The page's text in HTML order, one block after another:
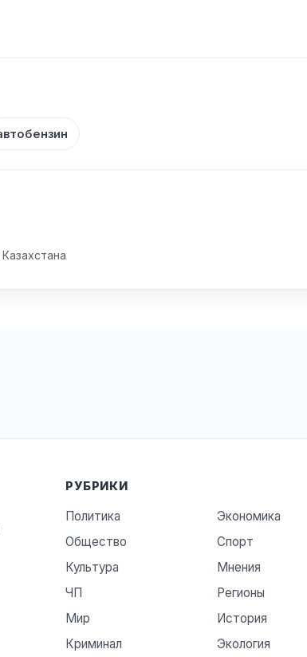
РУБРИКИ
Политика
Экономика
Общество
Спорт
Культура
Мнения
ЧП
Регионы
Мир
История
Криминал
Экология